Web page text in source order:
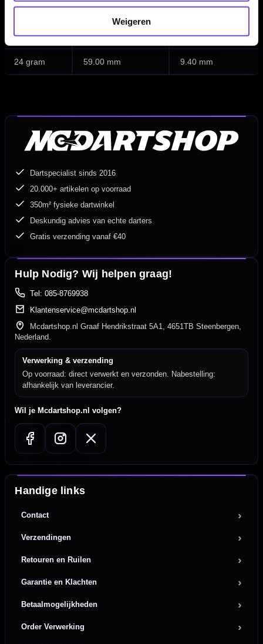
Weigeren
Gewicht Barrel Length Barrel Width
22 gram 57.00 mm 9.20 mm
24 gram 59.00 mm 9.40 mm
Dartspecialist sinds 2016
20.000+ artikelen op voorraad
350m² fysieke dartwinkel
Deskundig advies van echte darters
Gratis verzending vanaf €40
Hulp Nodig? Wij helpen graag!
Tel: 085-8769938
Klantenservice@mcdartshop.nl
Mcdartshop.nl Graaf Hendrikstraat 5A1, 4651TB Steenbergen,
Nederland.
Verwerking & verzending
Op voorraad: direct verwerkt en verzonden. Nabestelling:
afhankelijk van leverancier.
Wil je Mcdartshop.nl volgen?
Handige links
Contact
Verzendingen
Retouren en Ruilen
Garantie en Klachten
Betaalmogelijkheden
Order Verwerking